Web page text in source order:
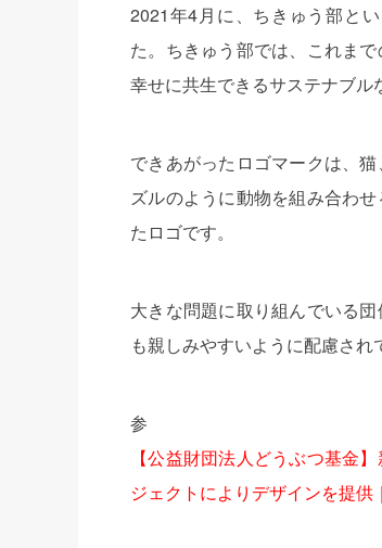
2021年4月に、ちきゅう部と
た。ちきゅう部では、これま
幸せに共生できるサステナブル
できあがったロゴマークは、
ズルのように動物を組み合わ
たロゴです。
大きな問題に取り組んでいる
も親しみやすいように配慮され
【公益財団法人どうぶつ基金
ジェクトによりデザインを提